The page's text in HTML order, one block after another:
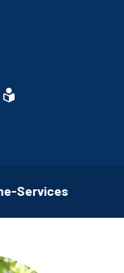
Services